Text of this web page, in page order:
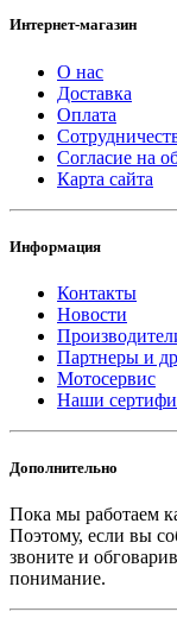
Интернет-магазин
О нас
Доставка
Оплата
Согласие на
Карта сайта
Информация
Контакты
Новости
Партнеры и
Мотосервис
Наши
Дополнительно
Пока мы работаем
Поэтому, если вы
звоните и
понимание.